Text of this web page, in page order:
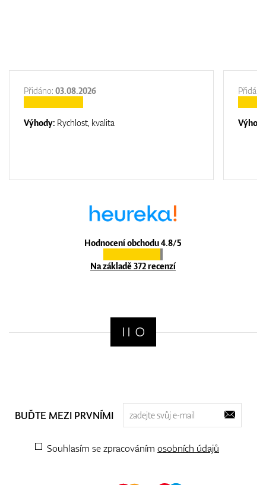
Hodnocení obchodu 4.8/5
Na základě 372 recenzí
Přidáno: 03.08.2026
Výhody: Rychlost, kvalita
BUĎTE MEZI PRVNÍMI
Souhlasím se zpracováním osobních údajů